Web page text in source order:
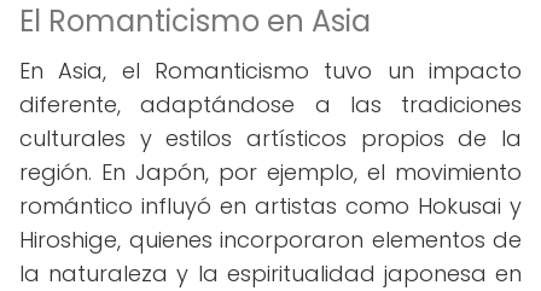
El Romanticismo en Asia
En Asia, el Romanticismo tuvo un impacto
diferente, adaptándose a las tradiciones
culturales y estilos artísticos propios de la
región. En Japón, por ejemplo, el movimiento
romántico influyó en artistas como Hokusai y
Hiroshige, quienes incorporaron elementos de
la naturaleza y la espiritualidad japonesa en